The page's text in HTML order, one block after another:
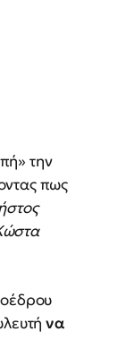
την
πως
να